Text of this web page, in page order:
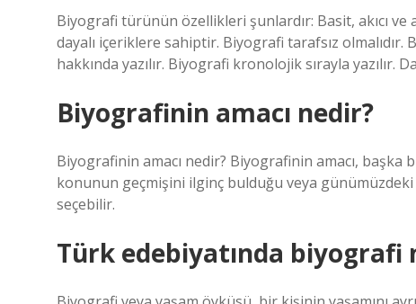
Biyografi türünün özellikleri şunlardır: Basit, akıcı ve
dayalı içeriklere sahiptir. Biyografi tarafsız
hakkında yazılır. Biyografi kronolojik sırayla yazılır.
Biyografinin amacı nedir?
Biyografinin amacı nedir? Biyografinin amacı, başka
konunun geçmişini ilginç bulduğu veya
seçebilir.
Türk edebiyatında biyografi